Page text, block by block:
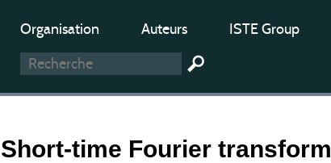
Organisation Auteurs ISTE Group
Short-time Fourier transform